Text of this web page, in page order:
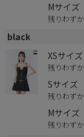
Mサイズ
残りわずか
black
XSサイズ
残りわずか
Sサイズ
残りわずか
Mサイズ
残りわずか